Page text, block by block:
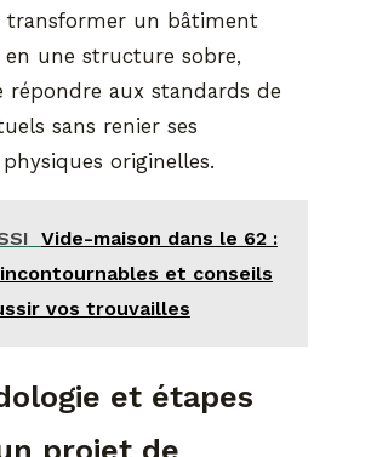
transformer un bâtiment
en une structure sobre,
répondre aux standards de
sans renier ses
originelles.
Vide-maison dans le 62 :
et conseils
vos trouvailles
et étapes